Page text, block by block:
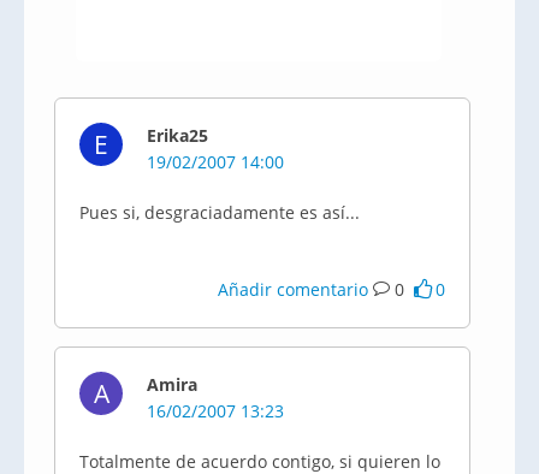
E
Erika25
19/02/2007 14:00
Pues si, desgraciadamente es así...
Añadir comentario 0 0
A
Amira
16/02/2007 13:23
Totalmente de acuerdo contigo, si quieren lo